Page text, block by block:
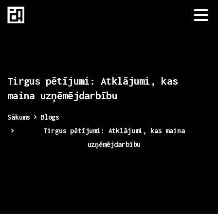
Tirgus pētījumi: Atklājumi,
kas
maina uzņēmējdarbību
Sākums
Blogs
Tirgus pētījumi: Atklājumi, kas maina
uzņēmējdarbību